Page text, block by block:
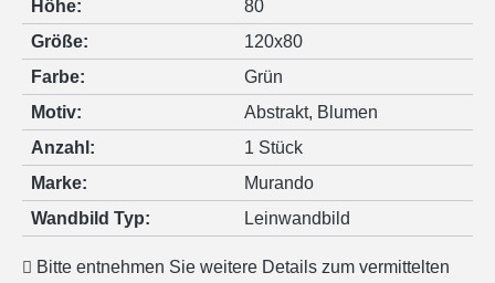
Höhe:
80
Größe:
120x80
Farbe:
Grün
Motiv:
Abstrakt, Blumen
Anzahl:
1 Stück
Marke:
Murando
Wandbild Typ:
Leinwandbild
Bitte entnehmen Sie weitere Details zum vermittelten